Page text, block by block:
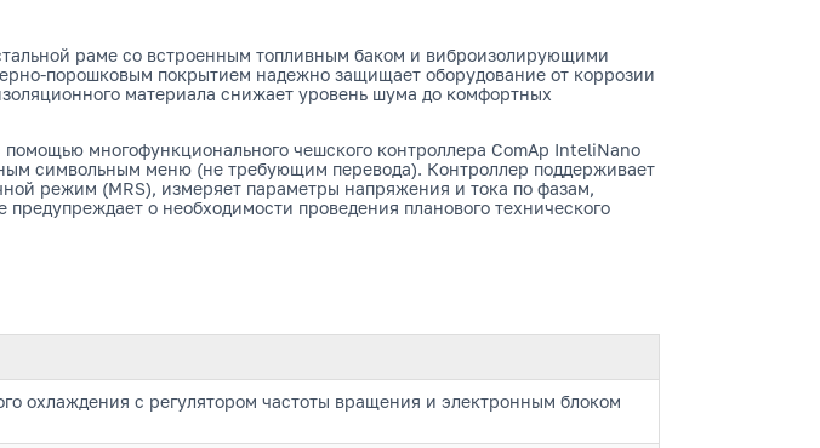
раме со встроенным топливным баком и виброизолирующими
порошковым покрытием надежно защищает оборудование от коррозии
материала снижает уровень шума до комфортных
многофункционального чешского контроллера ComAp InteliNano
символьным меню (не требующим перевода). Контроллер поддерживает
режим (MRS), измеряет параметры напряжения и тока по фазам,
о необходимости проведения планового технического
охлаждения с регулятором частоты вращения и электронным блоком